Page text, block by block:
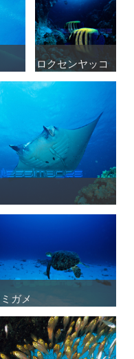
ロクセンヤッコ
ロクセンヤッコ
ガメ
ガメ